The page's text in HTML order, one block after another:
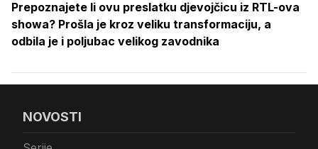
Prepoznajete li ovu preslatku djevojčicu iz RTL-ova
showa? Prošla je kroz veliku transformaciju, a
odbila je i poljubac velikog zavodnika
NOVOSTI